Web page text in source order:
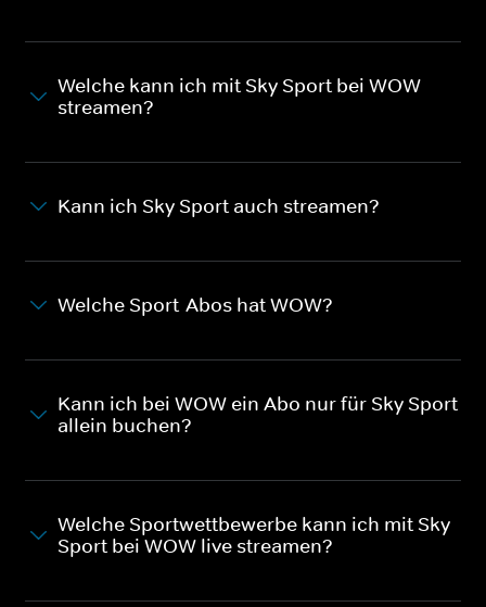
Welche kann ich mit Sky Sport bei WOW
streamen?
Kann ich Sky Sport auch streamen?
Welche Sport-Abos hat WOW?
Kann ich bei WOW ein Abo nur für Sky Sport
allein buchen?
Welche Sportwettbewerbe kann ich mit Sky
Sport bei WOW live streamen?